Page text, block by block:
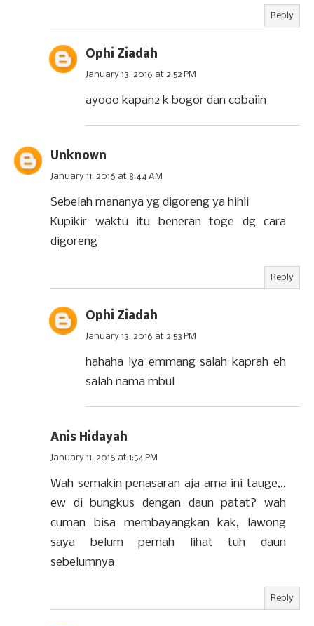
Reply
Ophi Ziadah
January 13, 2016 at 2:52 PM
ayooo kapan2 k bogor dan cobaiin
Unknown
January 11, 2016 at 8:44 AM
Sebelah mananya yg digoreng ya hihii
Kupikir waktu itu beneran toge dg cara
digoreng
Reply
Ophi Ziadah
January 13, 2016 at 2:53 PM
hahaha iya emmang salah kaprah eh
salah nama mbul
Anis Hidayah
January 11, 2016 at 1:54 PM
Wah semakin penasaran aja ama ini tauge,,,
ew di bungkus dengan daun patat? wah
cuman bisa membayangkan kak, lawong
saya belum pernah lihat tuh daun
sebelumnya
Reply